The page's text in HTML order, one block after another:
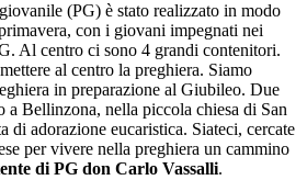
(PG) è stato realizzato in modo
con i giovani impegnati nei
Al centro ci sono 4 grandi contenitori.
al centro la preghiera. Siamo
in preparazione al Giubileo. Due
a Bellinzona, nella piccola chiesa di San
di adorazione eucaristica. Siateci, cercate
per vivere nella preghiera un cammino
di PG don Carlo Vassalli.